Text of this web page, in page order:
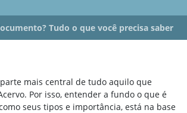
Tudo o que você precisa saber
mais central de tudo aquilo que
Por isso, entender a fundo o que é
seus tipos e importância, está na base